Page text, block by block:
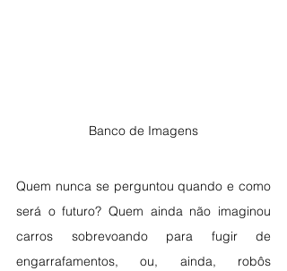
Banco de Imagens
Quem nunca se perguntou quando e como
será o futuro? Quem ainda não imaginou
carros sobrevoando para fugir de
engarrafamentos, ou, ainda, robôs